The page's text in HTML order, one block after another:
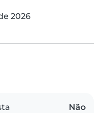
2026
Não